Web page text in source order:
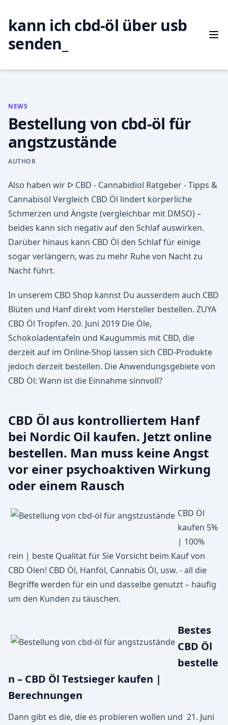
content
kann ich cbd-öl über usb
senden_
NEWS
Bestellung von cbd-öl für
angstzustände
AUTHOR
Also haben wir ᐅ CBD - Cannabidiol Ratgeber - Tipps &
Cannabisöl Vergleich CBD Öl lindert körperliche
Schmerzen und Ängste (vergleichbar mit DMSO) –
beides kann sich negativ auf den Schlaf auswirken.
Darüber hinaus kann CBD Öl den Schlaf für einige
sogar verlängern, was zu mehr Ruhe von Nacht zu
Nacht führt.
In unserem CBD Shop kannst Du ausserdem auch CBD
Blüten und Hanf direkt vom Hersteller bestellen. ZUYA
CBD Öl Tropfen. 20. Juni 2019 Die Öle,
Schokoladentafeln und Kaugummis mit CBD, die
derzeit auf im Online-Shop lassen sich CBD-Produkte
jedoch derzeit bestellen. Die Anwendungsgebiete von
CBD Öl: Wann ist die Einnahme sinnvoll?
CBD Öl aus kontrolliertem Hanf
bei Nordic Oil kaufen. Jetzt online
bestellen. Man muss keine Angst
vor einer psychoaktiven Wirkung
oder einem Rausch
CBD Öl
kaufen 5%
| 100%
rein | beste Qualität für Sie Vorsicht beim Kauf von
CBD Ölen! CBD Öl, Hanföl, Cannabis Öl, usw. - all die
Begriffe werden für ein und dasselbe genutzt – häufig
um den Kunden zu täuschen.
Bestes
CBD Öl
bestelle
n – CBD Öl Testsieger kaufen |
Berechnungen
Dann gibt es die, die es probieren wollen und 21. Juni